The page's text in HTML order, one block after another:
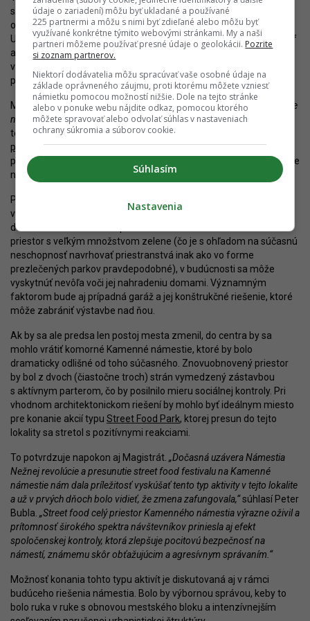
s opätovným vybudovaním domov na mieste, kde kedysi boli
objekty, oddeľujúce Námestie SNP od Kamenného námestia.
Umiestnených tu bolo hneď niekoľko budov, napríklad hotel Rudolf
alebo obchodný dom Neurath. Dnes existuje reálna možnosť
vybudovať na ich mieste objekty, ktoré by do veľkej miery
prinavrátili pôvodnú situáciu.
Mesto však s takouto úvahou stotožnené nie je.„V tomto momente
nad tým neuvažujeme,“konštatuje jednoducho Bubla. Možnú víziu
toho, ako by to mohlo vyzerať, priniesla
práca
architektky zo SvF STU Henriety Horváthovej. Vedúcim jej
práce bol Iľja Skoček, ktorý je jedným zo súťažiacich v rámci súťaže
na Špitálskej.
Postoj mesta je problematický, keďže pri nevhodnom rozhodnutí
vylúči návrat tohto bloku do centra Bratislavy takmer s úplnou
definitívnosťou. Pokiaľ napríklad vznikne na Kamennom námestí
priestor s veľkým množstvom zelene (čo je s ohľadom na súčasnú
neschopnosť navrhovať priestranstvá inak ako vo forme
prezlečených parkov pravdepodobné), v budúcnosti sa môže
vyskytnúť nevôľa voči jej nahradeniu domami. Významným
faktorom bude aj prípadná garáž a jej konštrukčné riešenie, ktoré
môže zabrániť výstavbe nad ňou.
Ak by sa ale predsa len postoj mesta zmenil, do centra by sa
mohlo vrátiť komorné Kamenné námestie, ktoré by bolo
dramaticky odlišné od toho súčasného. Znovuobnovený priestor
by bol z dvoch (čiastočne troch) strán vymedzený zástavbou
s aktívnym parterom, čo by posilnilo mieru sociálnej kontroly. Pri
vhodnom architektonickom riešení by mohlo byť ideálnym miesto
pre konanie akcií typu Street Food Park, ktorej presun do tejto
lokality sa stretol s pozitívnymi reakciami.
To potvrdzuje napokon aj Magistrát. „Dočasná uzávera Námestia
Nežnej revolúcie a presunutie street food festivalu na Kamenné
námestie nám dala príležitosť vyskúšať tento typ aktivity v tejto lokalite
a už v prvých dňoch bolo vidieť, že zmena zafungovala,“súhlasí Peter
Bubla. „Street food celý priestor Kamenného námestia výrazne oživil a
prítomnosť širokého spektra návštevníkov priniesla aj efekt
spoločenskej kontroly, ktorá zlepšuje pocitovú bezpečnosť na
námestí, známemu skôr obťažujúcim a agresívnym správaním.“
Možnosť konania tohto typu aktivít je diskutovaná aj v rámci
budúceho riešenia námestia. Bolo by výbornou správou, keby to
bolo ruka v ruke s obnovou mestského bloku a intenzívnejším
údaje o zariadení) môžu byť ukladané a používané
225 partnermi a môžu s nimi byť zdieľané alebo môžu byť
využívané konkrétne týmito webovými stránkami. My a naši
partneri môžeme používať presné údaje o geolokácii. Pozrite
si zoznam partnerov.
Niektorí dodávatelia môžu spracúvať vaše osobné údaje na
základe oprávneného záujmu, proti ktorému môžete vzniesť
námietku pomocou možností nižšie. Dole na tejto stránke
alebo v ponuke webu nájdite odkaz, pomocou ktorého
môžete spravovať alebo odvolať súhlas v nastaveniach
ochrany súkromia a súborov cookie.
Súhlasím
Nastavenia